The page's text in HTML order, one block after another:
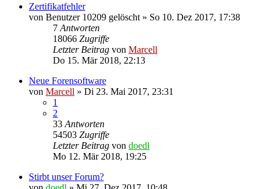
Zertifikatfehler
von Benutzer 10209 gelöscht » So 10. Dez 2017, 17:38
7 Antworten
18066 Zugriffe
Letzter Beitrag von Marcell
Do 15. Mär 2018, 22:13
Neue Forensoftware
von Marcell » Di 23. Mai 2017, 23:31
1
2
33 Antworten
54503 Zugriffe
Letzter Beitrag von doedl
Mo 12. Mär 2018, 19:25
Stirbt unser Forum?